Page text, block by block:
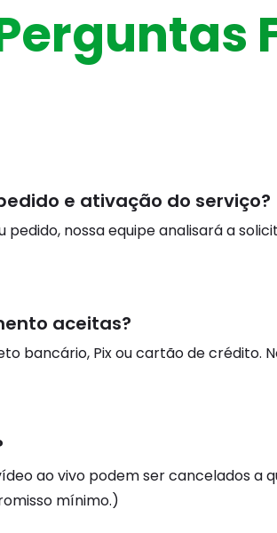
e ativação do serviço?
pedido, nossa equipe analisará a
aceitas?
bancário, Pix ou cartão de crédito.
ao vivo podem ser cancelados
mínimo.)